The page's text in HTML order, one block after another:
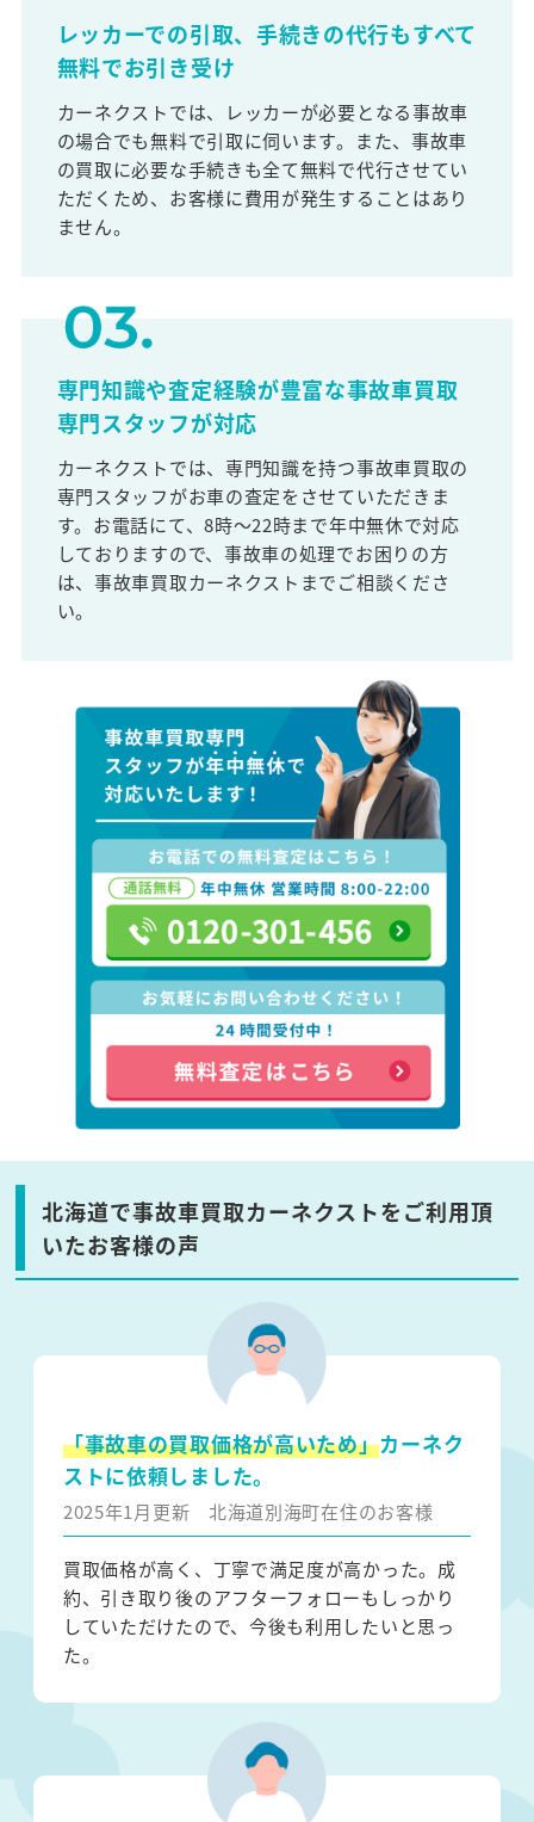
レッカーでの引取、手続きの代行もすべて
無料でお引き受け
カーネクストでは、レッカーが必要となる事故車
の場合でも無料で引取に伺います。また、事故車
の買取に必要な手続きも全て無料で代行させてい
ただくため、お客様に費用が発生することはあり
ません。
専門知識や査定経験が豊富な事故車買取
専門スタッフが対応
カーネクストでは、専門知識を持つ事故車買取の
専門スタッフがお車の査定をさせていただきま
す。お電話にて、8時～22時まで年中無休で対応
しておりますので、事故車の処理でお困りの方
は、事故車買取カーネクストまでご相談くださ
い。
北海道で事故車買取カーネクストをご利用頂
いたお客様の声
「事故車の買取価格が高いため」カーネク
ストに依頼しました。
2025年1月更新 北海道別海町在住のお客様
買取価格が高く、丁寧で満足度が高かった。成
約、引き取り後のアフターフォローもしっかり
していただけたので、今後も利用したいと思っ
た。